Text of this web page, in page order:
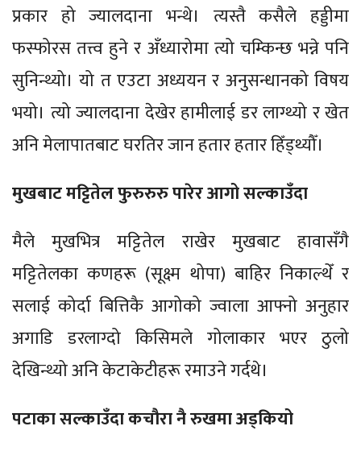
प्रकार हो ज्यालदाना भन्थे। त्यस्तै कसैले हड्डीमा
फस्फोरस तत्त्व हुने र अँध्यारोमा त्यो चम्किन्छ भन्ने पनि
सुनिन्थ्यो। यो त एउटा अध्ययन र अनुसन्धानको विषय
भयो। त्यो ज्यालदाना देखेर हामीलाई डर लाग्थ्यो र खेत
अनि मेलापातबाट घरतिर जान हतार हतार हिँड्थ्यौँ।
मुखबाट मट्टितेल फुरुरुरु पारेर आगो सल्काउँदा
मैले मुखभित्र मट्टितेल राखेर मुखबाट हावासँगै
मट्टितेलका कणहरू (सूक्ष्म थोपा) बाहिर निकाल्थेँ र
सलाई कोर्दा बित्तिकै आगोको ज्वाला आफ्नो अनुहार
अगाडि डरलाग्दो किसिमले गोलाकार भएर ठुलो
देखिन्थ्यो अनि केटाकेटीहरू रमाउने गर्दथे।
पटाका सल्काउँदा कचौरा नै रुखमा अड्कियो